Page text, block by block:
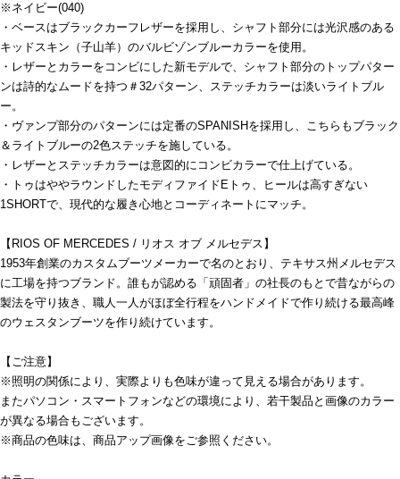
※ネイビー(040)
・ベースはブラックカーフレザーを採用し、シャフト部分には光沢感のある
キッドスキン（子山羊）のバルビゾンブルーカラーを使用。
・レザーとカラーをコンビにした新モデルで、シャフト部分のトップパター
ンは詩的なムードを持つ＃32パターン、ステッチカラーは淡いライトブル
ー。
・ヴァンプ部分のパターンには定番のSPANISHを採用し、こちらもブラック
＆ライトブルーの2色ステッチを施している。
・レザーとステッチカラーは意図的にコンビカラーで仕上げている。
・トゥはややラウンドしたモディファイドEトゥ、ヒールは高すぎない
1SHORTで、現代的な履き心地とコーディネートにマッチ。
【RIOS OF MERCEDES / リオス オブ メルセデス】
1953年創業のカスタムブーツメーカーで名のとおり、テキサス州メルセデス
に工場を持つブランド。誰もが認める「頑固者」の社長のもとで昔ながらの
製法を守り抜き、職人一人がほぼ全行程をハンドメイドで作り続ける最高峰
のウェスタンブーツを作り続けています。
【ご注意】
※照明の関係により、実際よりも色味が違って見える場合があります。
またパソコン・スマートフォンなどの環境により、若干製品と画像のカラー
が異なる場合もございます。
※商品の色味は、商品アップ画像をご参照ください。